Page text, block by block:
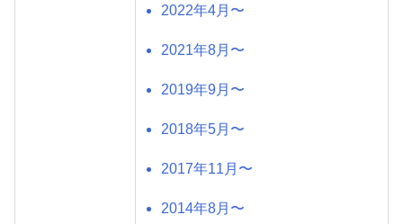
2022年4月〜
2021年8月〜
2019年9月〜
2018年5月〜
2017年11月〜
2014年8月〜